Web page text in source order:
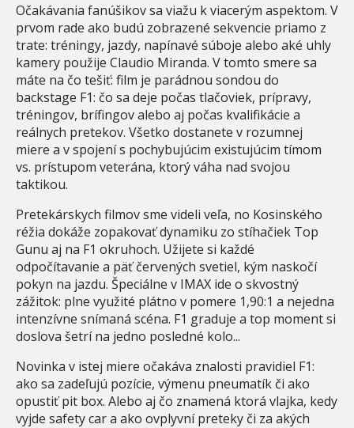
Očakávania fanúšikov sa viažu k viacerým aspektom. V
prvom rade ako budú zobrazené sekvencie priamo z
trate: tréningy, jazdy, napínavé súboje alebo aké uhly
kamery použije Claudio Miranda. V tomto smere sa
máte na čo tešiť: film je parádnou sondou do
backstage F1: čo sa deje počas tlačoviek, prípravy,
tréningov, brífingov alebo aj počas kvalifikácie a
reálnych pretekov. Všetko dostanete v rozumnej
miere a v spojení s pochybujúcim existujúcim tímom
vs. prístupom veterána, ktorý váha nad svojou
taktikou.
Pretekárskych filmov sme videli veľa, no Kosinského
réžia dokáže zopakovať dynamiku zo stíhačiek Top
Gunu aj na F1 okruhoch. Užijete si každé
odpočítavanie a päť červených svetiel, kým naskočí
pokyn na jazdu. Špeciálne v IMAX ide o skvostný
zážitok: plne využité plátno v pomere 1,90:1 a nejedna
intenzívne snímaná scéna. F1 graduje a top moment si
doslova šetrí na jedno posledné kolo...
Novinka v istej miere očakáva znalosti pravidiel F1:
ako sa zadeľujú pozície, výmenu pneumatík či ako
opustiť pit box. Alebo aj čo znamená ktorá vlajka, kedy
vyjde safety car a ako ovplyvní preteky či za akých